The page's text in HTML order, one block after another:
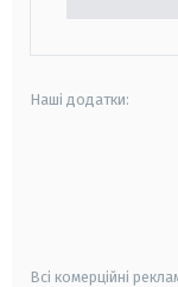
Наші додатки:
Всі комерційні